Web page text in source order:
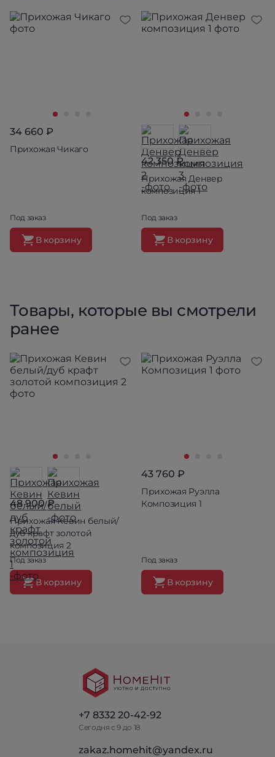
34 660 ₽
Прихожая Чикаго
Под заказ
В корзину
42 350 ₽
Прихожая Денвер
композиция 1
Под заказ
В корзину
Товары, которые вы смотрели
ранее
48 900 ₽
Прихожая Кевин белый/
дуб крафт золотой
композиция 2
Под заказ
В корзину
43 760 ₽
Прихожая Руэлла
Композиция 1
Под заказ
В корзину
+7 8332 20-42-92
Сегодня с 9 до 18
zakaz.homehit@yandex.ru